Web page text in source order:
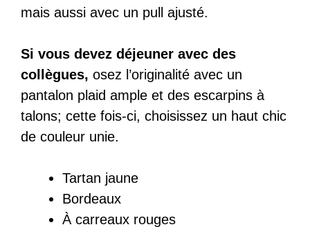
mais aussi avec un pull ajusté.
Si vous devez déjeuner avec des
collègues, osez l’originalité avec un
pantalon plaid ample et des escarpins à
talons; cette fois-ci, choisissez un haut chic
de couleur unie.
Tartan jaune
Bordeaux
À carreaux rouges